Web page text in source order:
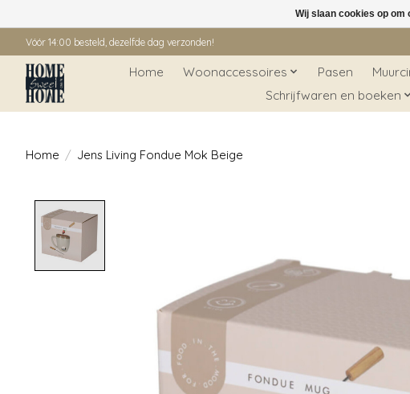
Vóór 14:00 besteld, dezelfde dag verzonden!
Home Woonaccessoires Pasen
Schrijfwaren en boeken
Home / Jens Living Fondue Mok Beige
Wij slaan cookies op om